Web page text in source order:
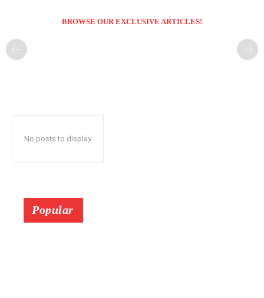
BROWSE OUR EXCLUSIVE ARTICLES!
No posts to display
Popular